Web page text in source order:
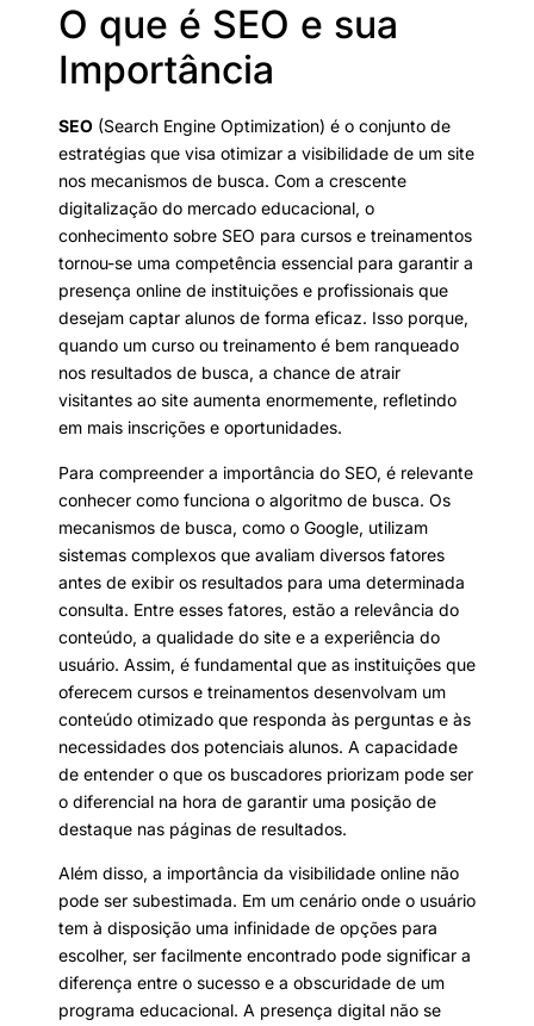
O que é SEO e sua
Importância
SEO (Search Engine Optimization) é o conjunto de
estratégias que visa otimizar a visibilidade de um site
nos mecanismos de busca. Com a crescente
digitalização do mercado educacional, o
conhecimento sobre SEO para cursos e treinamentos
tornou-se uma competência essencial para garantir a
presença online de instituições e profissionais que
desejam captar alunos de forma eficaz. Isso porque,
quando um curso ou treinamento é bem ranqueado
nos resultados de busca, a chance de atrair
visitantes ao site aumenta enormemente, refletindo
em mais inscrições e oportunidades.
Para compreender a importância do SEO, é relevante
conhecer como funciona o algoritmo de busca. Os
mecanismos de busca, como o Google, utilizam
sistemas complexos que avaliam diversos fatores
antes de exibir os resultados para uma determinada
consulta. Entre esses fatores, estão a relevância do
conteúdo, a qualidade do site e a experiência do
usuário. Assim, é fundamental que as instituições que
oferecem cursos e treinamentos desenvolvam um
conteúdo otimizado que responda às perguntas e às
necessidades dos potenciais alunos. A capacidade
de entender o que os buscadores priorizam pode ser
o diferencial na hora de garantir uma posição de
destaque nas páginas de resultados.
Além disso, a importância da visibilidade online não
pode ser subestimada. Em um cenário onde o usuário
tem à disposição uma infinidade de opções para
escolher, ser facilmente encontrado pode significar a
diferença entre o sucesso e a obscuridade de um
programa educacional. A presença digital não se